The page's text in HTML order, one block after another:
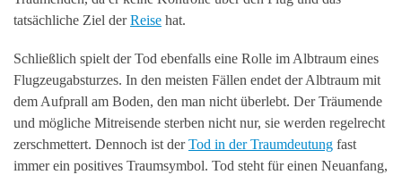
tatsächliche Ziel derReise hat.
Schließlich spielt der Tod ebenfalls eine Rolle im Albtraum eines
Flugzeugabsturzes. In den meisten Fällen endet der Albtraum mit
dem Aufprall am Boden, den man nicht überlebt. Der Träumende
und mögliche Mitreisende sterben nicht nur, sie werden regelrecht
zerschmettert. Dennoch ist derTod in der Traumdeutung fast
immer ein positives Traumsymbol. Tod steht für einen Neuanfang,